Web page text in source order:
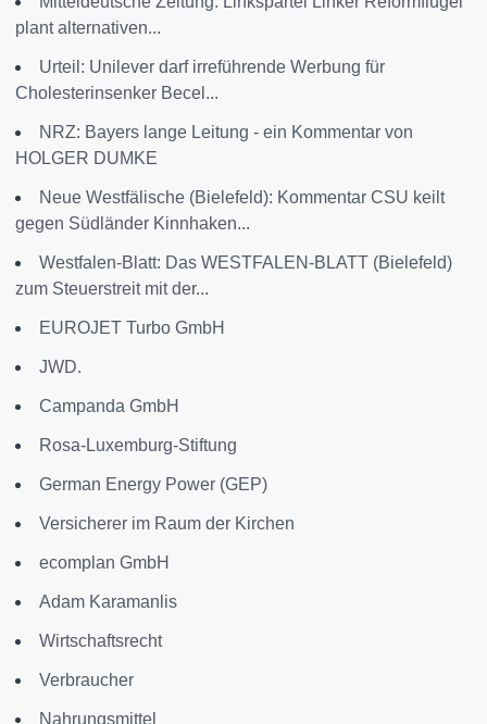
plant alternativen...
Urteil: Unilever darf irreführende Werbung für
Cholesterinsenker Becel...
NRZ: Bayers lange Leitung - ein Kommentar von
HOLGER DUMKE
Neue Westfälische (Bielefeld): Kommentar CSU keilt
gegen Südländer Kinnhaken...
Westfalen-Blatt: Das WESTFALEN-BLATT (Bielefeld)
zum Steuerstreit mit der...
EUROJET Turbo GmbH
JWD.
Campanda GmbH
Rosa-Luxemburg-Stiftung
German Energy Power (GEP)
Versicherer im Raum der Kirchen
ecomplan GmbH
Adam Karamanlis
Wirtschaftsrecht
Verbraucher
Nahrungsmittel